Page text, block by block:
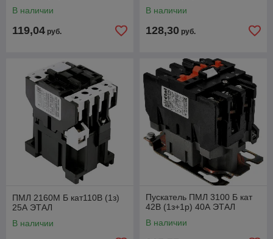
В наличии
119,04 руб.
В наличии
128,30 руб.
ПМЛ 2160М Б кат110В (1з)
25А ЭТАЛ
В наличии
Пускатель ПМЛ 3100 Б кат
42В (1з+1р) 40А ЭТАЛ
В наличии